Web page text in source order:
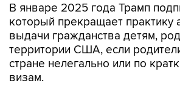
В январе 2025 года Трамп
который прекращает практику
выдачи гражданства детям,
территории США, если
стране нелегально или по
визам.